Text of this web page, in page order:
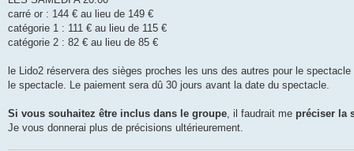
carré or : 144 € au lieu de 149 €
catégorie 1 : 111 € au lieu de 115 €
catégorie 2 : 82 € au lieu de 85 €
le Lido2 réservera des sièges proches les uns des autres pour le
le spectacle. Le paiement sera dû 30 jours avant la date du spectacle.
Si vous souhaitez être inclus dans le groupe, il faudrait me préciser la
Je vous donnerai plus de précisions ultérieurement.